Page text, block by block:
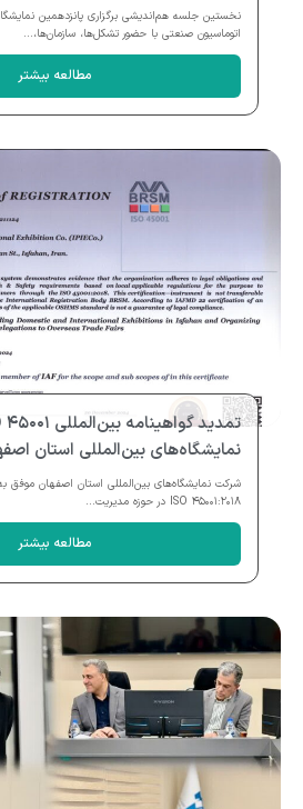
نخستین جلسه هم‌اندیشی برگزاری پانزدهمین
اتوماسیون صنعتی با حضور تشکل‌ها، سازمان‌ها،...
مطالعه بیشتر
نمایشگاه‌های بین‌المللی استان
شرکت نمایشگاه‌های بین‌المللی استان اصفهان موفق به
ISO ۴۵۰۰۱:۲۰۱۸ در حوزه مدیریت...
مطالعه بیشتر